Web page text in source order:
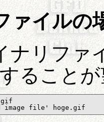
ァイルの
ナリファ
ること
image file' hoge.gif